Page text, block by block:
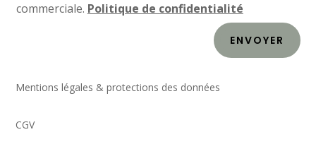
commerciale. Politique de confidentialité
ENVOYER
Mentions légales & protections des données
CGV